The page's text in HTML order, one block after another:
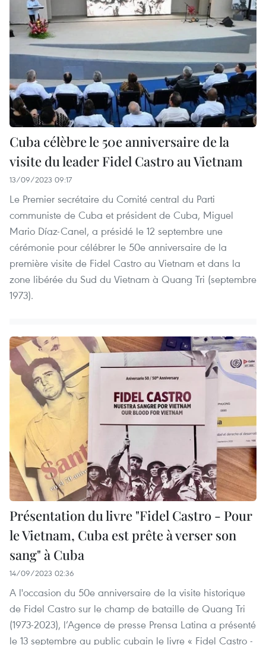
Cuba célèbre le 50e anniversaire de la
visite du leader Fidel Castro au Vietnam
13/09/2023 09:17
Le Premier secrétaire du Comité central du Parti
communiste de Cuba et président de Cuba, Miguel
Mario Díaz-Canel, a présidé le 12 septembre une
cérémonie pour célébrer le 50e anniversaire de la
première visite de Fidel Castro au Vietnam et dans la
zone libérée du Sud du Vietnam à Quang Tri (septembre
1973).
Présentation du livre "Fidel Castro - Pour
le Vietnam, Cuba est prête à verser son
sang" à Cuba
14/09/2023 02:36
A l'occasion du 50e anniversaire de la visite historique
de Fidel Castro sur le champ de bataille de Quang Tri
(1973-2023), l’Agence de presse Prensa Latina a présenté
le 13 septembre au public cubain le livre « Fidel Castro -